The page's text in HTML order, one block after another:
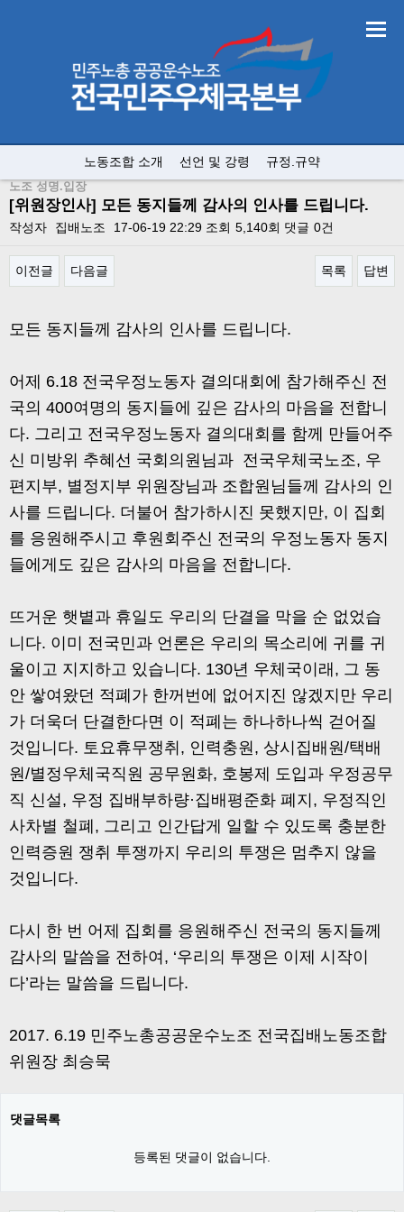
노동조합 소개 선언 및 강령 규정.규약
노조 성명.입장
[위원장인사] 모든 동지들께 감사의 인사를 드립니다.
작성자 집배노조 17-06-19 22:29 조회 5,140회 댓글 0건
이전글 다음글 목록 답변
모든 동지들께 감사의 인사를 드립니다.
어제 6.18 전국우정노동자 결의대회에 참가해주신 전
국의 400여명의 동지들에 깊은 감사의 마음을 전합니
다. 그리고 전국우정노동자 결의대회를 함께 만들어주
신 미방위 추혜선 국회의원님과 전국우체국노조, 우
편지부, 별정지부 위원장님과 조합원님들께 감사의 인
사를 드립니다. 더불어 참가하시진 못했지만, 이 집회
를 응원해주시고 후원회주신 전국의 우정노동자 동지
들에게도 깊은 감사의 마음을 전합니다.
뜨거운 햇볕과 휴일도 우리의 단결을 막을 순 없었습
니다. 이미 전국민과 언론은 우리의 목소리에 귀를 귀
울이고 지지하고 있습니다. 130년 우체국이래, 그 동
안 쌓여왔던 적폐가 한꺼번에 없어지진 않겠지만 우리
가 더욱더 단결한다면 이 적폐는 하나하나씩 걷어질
것입니다. 토요휴무쟁취, 인력충원, 상시집배원/택배
원/별정우체국직원 공무원화, 호봉제 도입과 우정공무
직 신설, 우정 집배부하량·집배평준화 폐지, 우정직인
사차별 철폐, 그리고 인간답게 일할 수 있도록 충분한
인력증원 쟁취 투쟁까지 우리의 투쟁은 멈추지 않을
것입니다.
다시 한 번 어제 집회를 응원해주신 전국의 동지들께
감사의 말씀을 전하여, ‘우리의 투쟁은 이제 시작이
다’라는 말씀을 드립니다.
2017. 6.19 민주노총공공운수노조 전국집배노동조합
위원장 최승묵
댓글목록
등록된 댓글이 없습니다.